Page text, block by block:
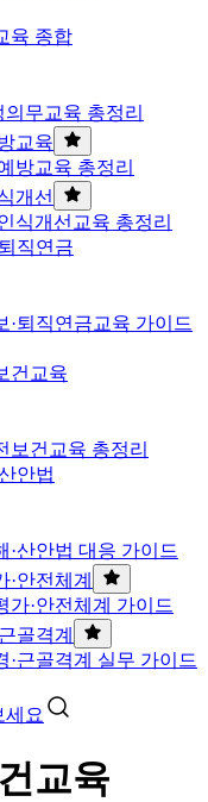
육 종합
무교육 총정리
교육
방교육 총정리
개선
식개선교육 총정리
직연금
·퇴직연금교육 가이드
건교육
보건교육 총정리
안법
·산안법 대응 가이드
·안전체계
가·안전체계 가이드
골격계
·근골격계 실무 가이드
세요
교육